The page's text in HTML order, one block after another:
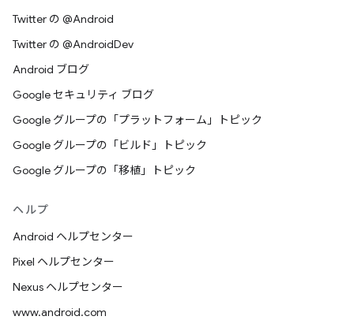
Twitter の @Android
Twitter の @AndroidDev
Android ブログ
Google セキュリティ ブログ
Google グループの「プラットフォーム」トピック
Google グループの「ビルド」トピック
Google グループの「移植」トピック
ヘルプ
Android ヘルプセンター
Pixel ヘルプセンター
Nexus ヘルプセンター
www.android.com